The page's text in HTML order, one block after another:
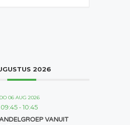
2026
DO 06 AUG 2026
09:45-10:45
VANUIT